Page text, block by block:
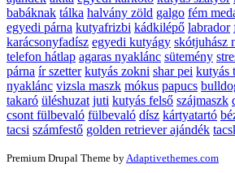
babáknak tálka halvány zöld galgo fém
egyedi párna kutyafrizbi kádkilépő labrador
karácsonyfadísz egyedi kutyágy skótjuhász
telefon hátlap agaras nyaklánc sütemény
párna ír szetter kutyás zokni shar pei kutyás
nyaklánc vizsla maszk mókus papucs
takaró üléshuzat juti kutyás felső szájmaszk
csont fülbevaló fülbevaló dísz kártyatartó
tacsi számfestő golden retriever ajándék
Premium Drupal Theme by Adaptivethemes.com